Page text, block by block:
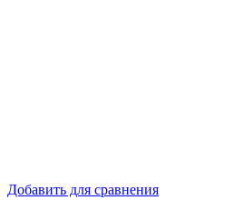
Добавить для сравнения